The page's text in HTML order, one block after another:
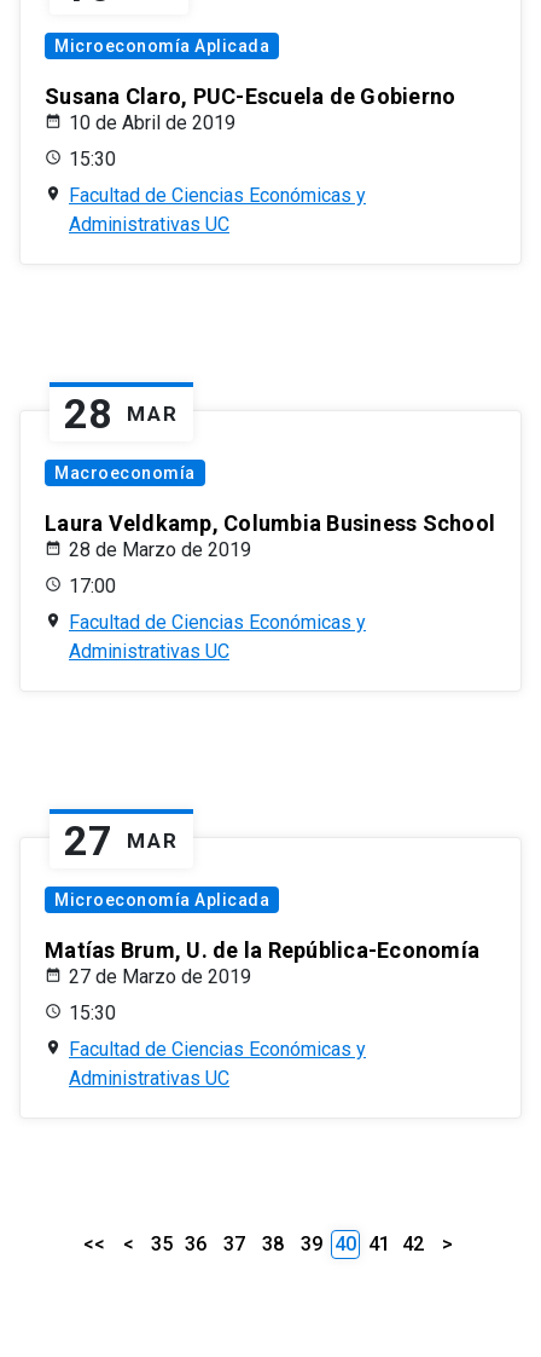
Microeconomía Aplicada
Susana Claro, PUC-Escuela de Gobierno
10 de Abril de 2019
15:30
Facultad de Ciencias Económicas y
Administrativas UC
28 MAR
Macroeconomía
Laura Veldkamp, Columbia Business School
28 de Marzo de 2019
17:00
Facultad de Ciencias Económicas y
Administrativas UC
27 MAR
Microeconomía Aplicada
Matías Brum, U. de la República-Economía
27 de Marzo de 2019
15:30
Facultad de Ciencias Económicas y
Administrativas UC
<< < 35 36 37 38 39 40 41 42 >